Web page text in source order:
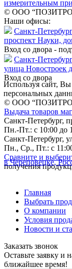
измерительным
© ООО
Наши офисы:
Санкт-
проспект Науки,
Вход со двора -
Санкт-
улица Новостроек
Вход со двора
Используя сайт, Вы
персональных
© ООО
Выдача товаров
Санкт-Петербург,
Пн.-Пт.: с 10:00 до
Санкт-Петербург,
Пн., Ср., Пт.: с
Сравните и
получения
в Череповецке,
Главная
Выбрать
О компании
Условия
Новости и
Заказать звонок
Оставьте заявку и
ближайшее время!